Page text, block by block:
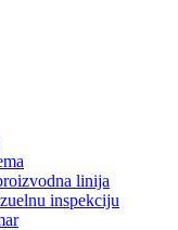
linija
inspekciju